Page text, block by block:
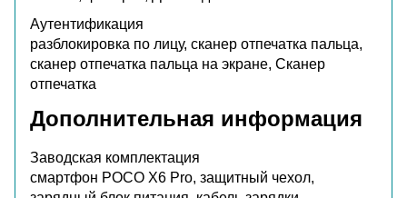
Аутентификация
разблокировка по лицу, сканер отпечатка пальца,
сканер отпечатка пальца на экране, Сканер
отпечатка
Дополнительная информация
Заводская комплектация
смартфон POCO X6 Pro, защитный чехол,